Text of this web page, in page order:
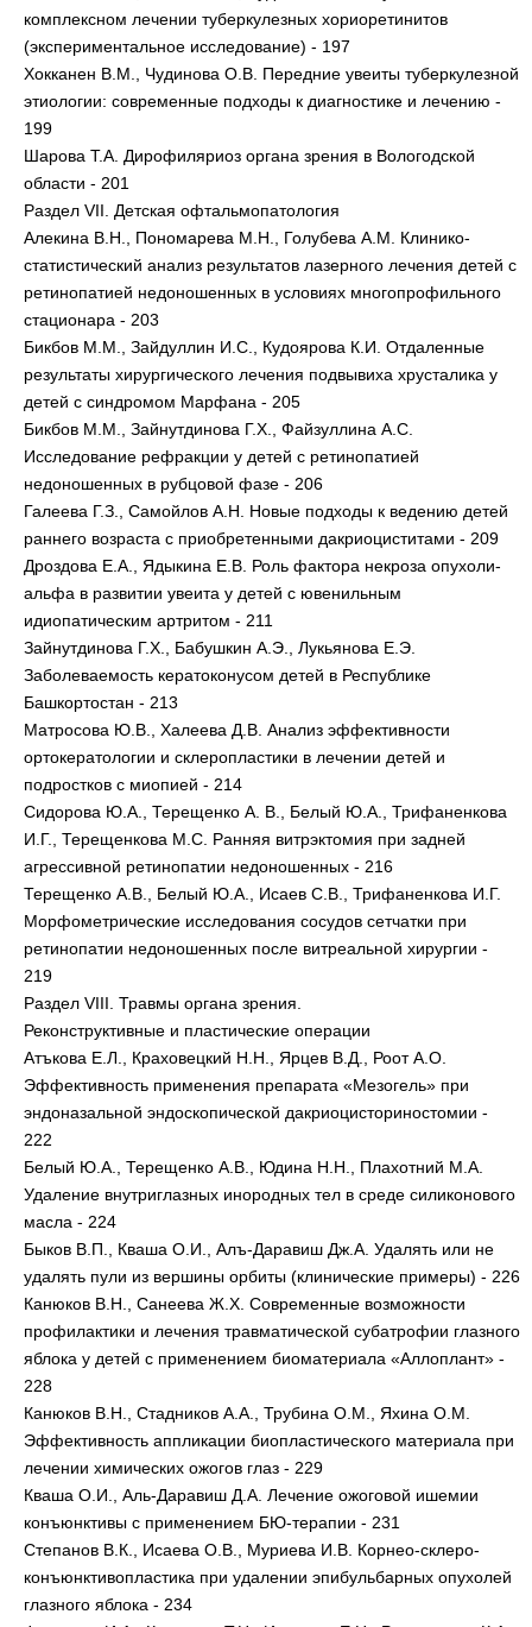
комплексном лечении туберкулезных хориоретинитов
(экспериментальное исследование) - 197
Хокканен В.М., Чудинова О.В. Передние увеиты туберкулезной
этиологии: современные подходы к диагностике и лечению -
199
Шарова Т.А. Дирофиляриоз органа зрения в Вологодской
области - 201
Раздел VII. Детская офтальмопатология
Алекина В.Н., Пономарева М.Н., Голубева А.М. Клинико-
статистический анализ результатов лазерного лечения детей с
ретинопатией недоношенных в условиях многопрофильного
стационара - 203
Бикбов М.М., Зайдуллин И.С., Кудоярова К.И. Отдаленные
результаты хирургического лечения подвывиха хрусталика у
детей с синдромом Марфана - 205
Бикбов М.М., Зайнутдинова Г.Х., Файзуллина А.С.
Исследование рефракции у детей с ретинопатией
недоношенных в рубцовой фазе - 206
Галеева Г.З., Самойлов А.Н. Новые подходы к ведению детей
раннего возраста с приобретенными дакриоциститами - 209
Дроздова Е.А., Ядыкина Е.В. Роль фактора некроза опухоли-
альфа в развитии увеита у детей с ювенильным
идиопатическим артритом - 211
Зайнутдинова Г.Х., Бабушкин А.Э., Лукьянова Е.Э.
Заболеваемость кератоконусом детей в Республике
Башкортостан - 213
Матросова Ю.В., Халеева Д.В. Анализ эффективности
ортокератологии и склеропластики в лечении детей и
подростков с миопией - 214
Сидорова Ю.А., Терещенко А. В., Белый Ю.А., Трифаненкова
И.Г., Терещенкова М.С. Ранняя витрэктомия при задней
агрессивной ретинопатии недоношенных - 216
Терещенко А.В., Белый Ю.А., Исаев С.В., Трифаненкова И.Г.
Морфометрические исследования сосудов сетчатки при
ретинопатии недоношенных после витреальной хирургии -
219
Раздел VIII. Травмы органа зрения.
Реконструктивные и пластические операции
Атъкова Е.Л., Краховецкий Н.Н., Ярцев В.Д., Роот А.О.
Эффективность применения препарата «Мезогель» при
эндоназальной эндоскопической дакриоцисториностомии -
222
Белый Ю.А., Терещенко А.В., Юдина Н.Н., Плахотний М.А.
Удаление внутриглазных инородных тел в среде силиконового
масла - 224
Быков В.П., Кваша О.И., Алъ-Даравиш Дж.А. Удалять или не
удалять пули из вершины орбиты (клинические примеры) - 226
Канюков В.Н., Санеева Ж.Х. Современные возможности
профилактики и лечения травматической субатрофии глазного
яблока у детей с применением биоматериала «Аллоплант» -
228
Канюков В.Н., Стадников А.А., Трубина О.М., Яхина О.М.
Эффективность аппликации биопластического материала при
лечении химических ожогов глаз - 229
Кваша О.И., Аль-Даравиш Д.А. Лечение ожоговой ишемии
конъюнктивы с применением БЮ-терапии - 231
Степанов В.К., Исаева О.В., Муриева И.В. Корнео-склеро-
конъюнктивопластика при удалении эпибульбарных опухолей
глазного яблока - 234